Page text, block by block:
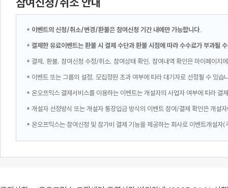
* 이벤트의 신청/취소/변경/환불은 참여신청 기간 내에만 가능합니다.
* 결제한 유료이벤트는 환불 시 결제 수단과 환불 시점에 따라 수수료가 부과될
* 결제, 환불, 참여신청 수정/취소, 참여상태 확인, 참여내역 확인은 마이페이지
* 이벤트 또는 그룹의 설정, 모집정원 초과 여부에 따라 대기자로 선정될 수 있습
* 온오프믹스 결제서비스를 이용하는 이벤트는 개설자의 사업자 여부에 따라 결
* 개설자 선정방식 또는 개설자 통장입금 방식의 이벤트 참여/결제 확인은 개설
* 온오프믹스는 참여신청 및 참가비 결제 기능을 제공하는 회사로 이벤트개설